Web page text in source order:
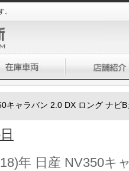
。
キャラバン 2.0 DX ロング ナビ
年 日産 NV350キ